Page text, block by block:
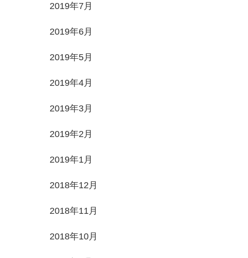
2019年7月
2019年6月
2019年5月
2019年4月
2019年3月
2019年2月
2019年1月
2018年12月
2018年11月
2018年10月